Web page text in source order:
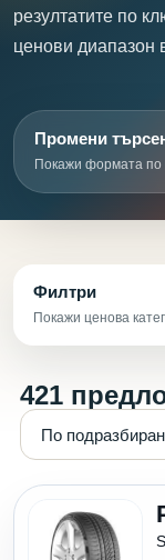
резултатите по
ценови диапазон
Промени
Покажи формата по
Филтри
Покажи ценова
421